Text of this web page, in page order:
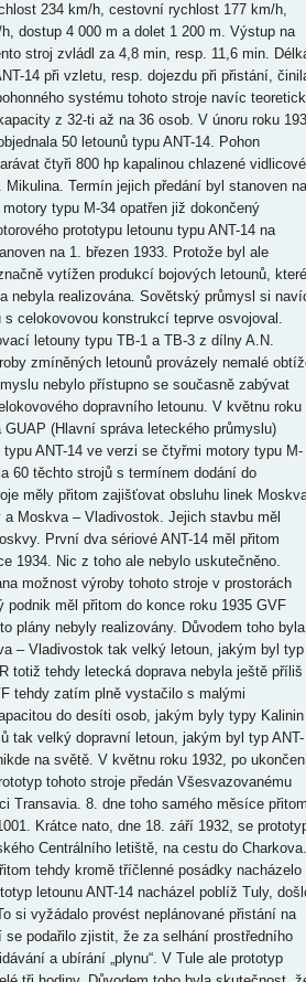
234 km/h, cestovní rychlost 177 km/h,
dostup 4 000 m a dolet 1 200 m. Výstup na
stroj zvládl za 4,8 min, resp. 11,6 min.
14 při vzletu, resp. dojezdu při přistání,
systému tohoto stroje navíc
z 32-ti až na 36 osob. V únoru roku
50 letounů typu ANT-14. Pohon
čtyři 800 hp kapalinou chlazené vidlicové
Termín jejich předání byl stanoven na
typu M-34 opatřen již dokončený
prototypu letounu typu ANT-14 na
na 1. březen 1933. Protože byl ale
vytížen produkcí bojových letounů, které
nebyla realizována. Sovětský průmysl si
celokovovou konstrukcí teprve osvojoval.
letouny typu TB-1 a TB-3 z dílny A.N.
zmíněných letounů provázely nemalé
nebylo přístupno se současně zabývat
dopravního letounu. V květnu roku
(Hlavní správa leteckého průmyslu)
ANT-14 ve verzi se čtyřmi motory typu M-
60 těchto strojů s termínem dodání do
měly přitom zajišťovat obsluhu linek
Moskva – Vladivostok. Jejich stavbu měl
První dva sériové ANT-14 měl přitom
1934. Nic z toho ale nebylo uskutečněno.
možnost výroby tohoto stroje v prostorách
měl přitom do konce roku 1935 GVF
plány nebyly realizovány. Důvodem toho byla
– Vladivostok tak velký letoun, jakým byl typ
totiž tehdy letecká doprava nebyla ještě příliš
tehdy zatím plně vystačilo s malými
do desíti osob, jakým byly typy Kalinin
tak velký dopravní letoun, jakým byl typ ANT-
na světě. V květnu roku 1932, po
tohoto stroje předán Všesvazovanému
Transavia. 8. dne toho samého měsíce přitom
Krátce nato, dne 18. září 1932, se
Centrálního letiště, na cestu do Charkova.
tehdy kromě tříčlenné posádky nacházelo
letounu ANT-14 nacházel poblíž Tuly,
si vyžádalo provést neplánované přistání na
podařilo zjistit, že za selhání prostředního
a ubírání „plynu“. V Tule ale prototyp